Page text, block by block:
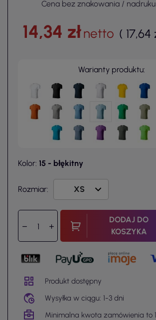
Cena bez znakowania /
14,34 złnetto ( 17,64
Warianty produktu:
Kolor: 15 - błękitny
Rozmiar:
DODAJ DO
KOSZYKA
Produkt dostępny
Wysyłka w ciągu: 1-3 dni
Minimalna kwota zamówienia to